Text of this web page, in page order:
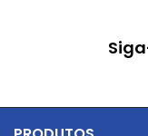
Oferece elevada
de aperto até 50
ambientes